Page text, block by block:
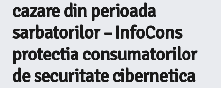
cazare din perioada
sarbatorilor – InfoCons
protectia consumatorilor
de securitate cibernetica